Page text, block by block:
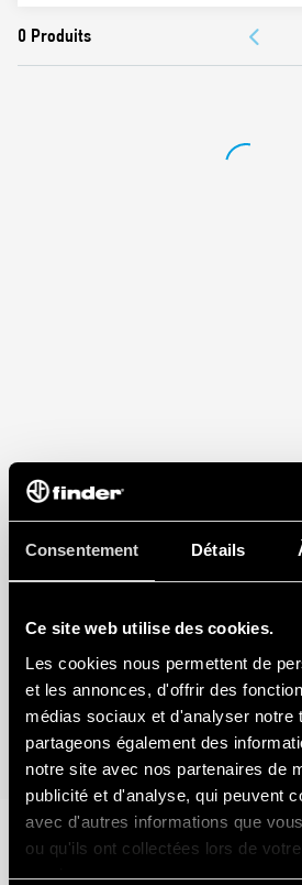
Consentement Détails
Ce site web utilise des cookies.
Les cookies nous permettent de
et les annonces, d'offrir des
médias sociaux et d'analyser notre
partageons également des
notre site avec nos partenaires de
publicité et d'analyse, qui peuvent
avec d'autres informations que
ou qu'ils ont collectées lors de
services.
DOCUMENTATIONS